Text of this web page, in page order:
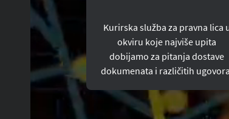
Kurirska služba za pravna lica
okviru koje najviše upita
dobijamo za pitanja dostave
dokumenata i različitih